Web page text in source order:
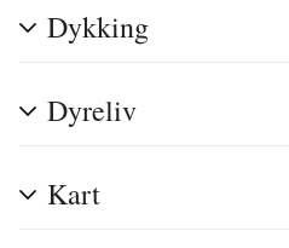
Dykking
Dyreliv
Kart